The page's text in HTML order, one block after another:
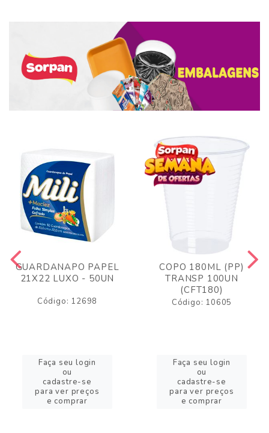
GUARDANAPO PAPEL
21X22 LUXO - 50UN
Código: 12698
Faça seu login
ou
cadastre-se
para ver preços
e comprar
COPO 180ML (PP)
TRANSP 100UN
(CFT180)
Código: 10605
Faça seu login
ou
cadastre-se
para ver preços
e comprar